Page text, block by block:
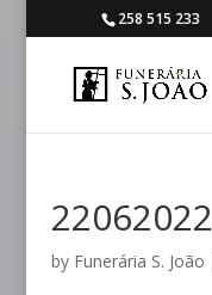
258 515 233
22062022
by Funerária S. João